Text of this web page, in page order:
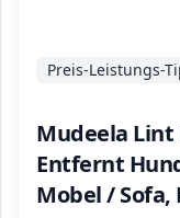
Mudeela Lint
Entfernt
Mobel / Sofa,
Preis-Leistungs-